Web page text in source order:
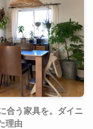
合う家具を。ダイニ
理由